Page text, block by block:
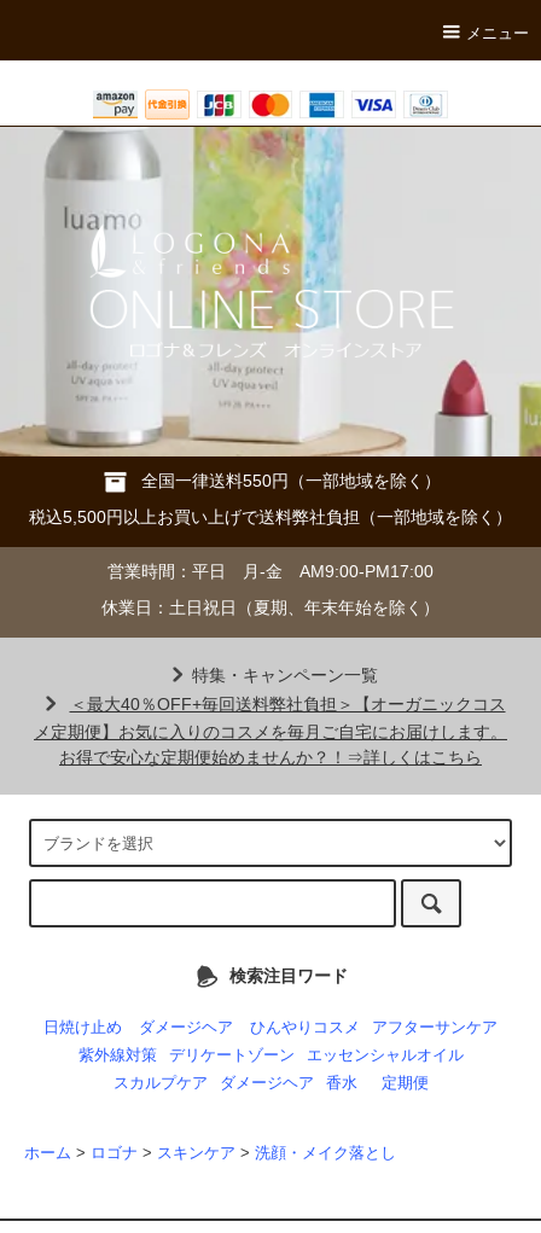
メニュー
全国一律送料550円（一部地域を除く）
税込5,500円以上お買い上げで送料弊社負担（一部地域を除く）
営業時間：平日 月-金 AM9:00-PM17:00
休業日：土日祝日（夏期、年末年始を除く）
特集・キャンペーン一覧
＜最大40％OFF+毎回送料弊社負担＞【オーガニックコス
メ定期便】お気に入りのコスメを毎月ご自宅にお届けします。
お得で安心な定期便始めませんか？！⇒詳しくはこちら
検索注目ワード
日焼け止め ダメージヘア ひんやりコスメ
アフターサンケア
紫外線対策
デリケートゾーン
エッセンシャルオイル
スカルプケア
ダメージヘア 香水 定期便
ホーム > ロゴナ > スキンケア > 洗顔・メイク落とし